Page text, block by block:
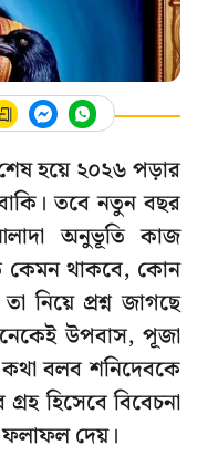
হয়ে ২০২৬ পড়ার
তবে নতুন বছর
অনুভূতি কাজ
কেমন থাকবে, কোন
নিয়ে প্রশ্ন জাগছে
উপবাস, পূজা
বলব শনিদেবকে
হিসেবে বিবেচনা
ফলাফল দেয়।